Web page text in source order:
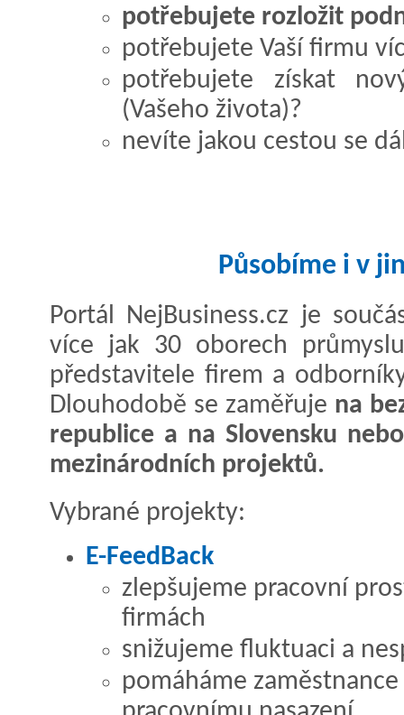
potřebujete rozložit
potřebujete Vaší firmu
potřebujete získat
(Vašeho života)?
nevíte jakou cestou se
Působíme i v
Portál NejBusiness.cz je
více jak 30 oborech
představitele firem a
Dlouhodobě se zaměřuje na
republice a na Slovensku
mezinárodních projektů.
Vybrané projekty:
E-FeedBack
zlepšujeme pracovní
firmách
snižujeme fluktuaci a
pomáháme